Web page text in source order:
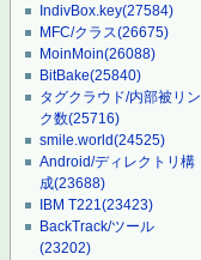
IndivBox.key(27584)
MFC/クラス(26675)
MoinMoin(26088)
BitBake(25840)
タグクラウド/内部被リン
ク数(25716)
smile.world(24525)
Android/ディレクトリ構
成(23688)
IBM T221(23423)
BackTrack/ツール
(23202)